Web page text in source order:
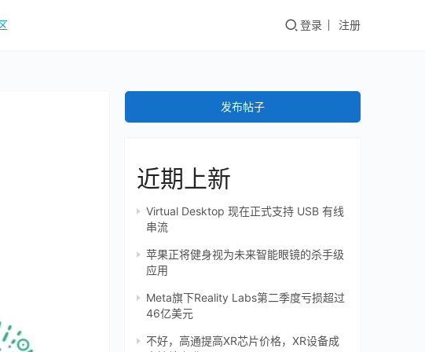
登录 注册
发布帖子
近期上新
Virtual Desktop 现在正式支持 USB 有线
串流
苹果正将健身视为未来智能眼镜的杀手级
应用
Meta旗下Reality Labs第二季度亏损超过
46亿美元
不好，高通提高XR芯片价格，XR设备成